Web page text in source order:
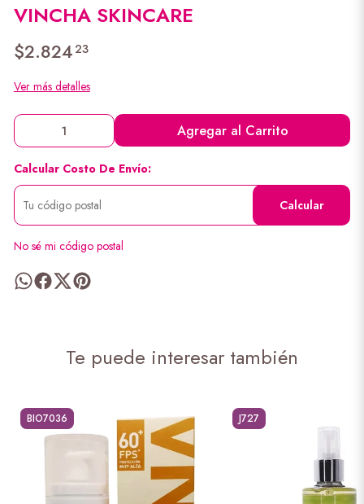
VINCHA SKINCARE
$2.82423
Ver más detalles
Agregar al Carrito
Calcular Costo De Envío:
Calcular
No sé mi código postal
Te puede interesar también
BIO7036 J727